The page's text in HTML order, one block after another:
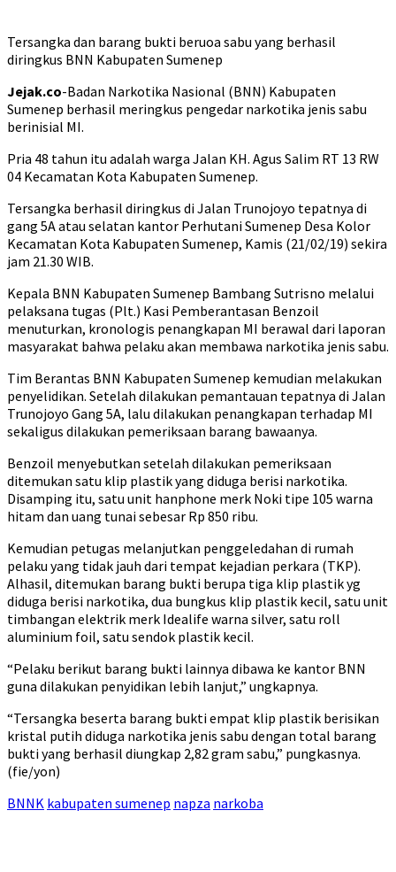
Tersangka dan barang bukti beruoa sabu yang berhasil
diringkus BNN Kabupaten Sumenep
Jejak.co-Badan Narkotika Nasional (BNN) Kabupaten
Sumenep berhasil meringkus pengedar narkotika jenis sabu
berinisial MI.
Pria 48 tahun itu adalah warga Jalan KH. Agus Salim RT 13 RW
04 Kecamatan Kota Kabupaten Sumenep.
Tersangka berhasil diringkus di Jalan Trunojoyo tepatnya di
gang 5A atau selatan kantor Perhutani Sumenep Desa Kolor
Kecamatan Kota Kabupaten Sumenep, Kamis (21/02/19) sekira
jam 21.30 WIB.
Kepala BNN Kabupaten Sumenep Bambang Sutrisno melalui
pelaksana tugas (Plt.) Kasi Pemberantasan Benzoil
menuturkan, kronologis penangkapan MI berawal dari laporan
masyarakat bahwa pelaku akan membawa narkotika jenis sabu.
Tim Berantas BNN Kabupaten Sumenep kemudian melakukan
penyelidikan. Setelah dilakukan pemantauan tepatnya di Jalan
Trunojoyo Gang 5A, lalu dilakukan penangkapan terhadap MI
sekaligus dilakukan pemeriksaan barang bawaanya.
Benzoil menyebutkan setelah dilakukan pemeriksaan
ditemukan satu klip plastik yang diduga berisi narkotika.
Disamping itu, satu unit hanphone merk Noki tipe 105 warna
hitam dan uang tunai sebesar Rp 850 ribu.
Kemudian petugas melanjutkan penggeledahan di rumah
pelaku yang tidak jauh dari tempat kejadian perkara (TKP).
Alhasil, ditemukan barang bukti berupa tiga klip plastik yg
diduga berisi narkotika, dua bungkus klip plastik kecil, satu unit
timbangan elektrik merk Idealife warna silver, satu roll
aluminium foil, satu sendok plastik kecil.
“Pelaku berikut barang bukti lainnya dibawa ke kantor BNN
guna dilakukan penyidikan lebih lanjut,” ungkapnya.
“Tersangka beserta barang bukti empat klip plastik berisikan
kristal putih diduga narkotika jenis sabu dengan total barang
bukti yang berhasil diungkap 2,82 gram sabu,” pungkasnya.
(fie/yon)
BNNK kabupaten sumenep napza narkoba